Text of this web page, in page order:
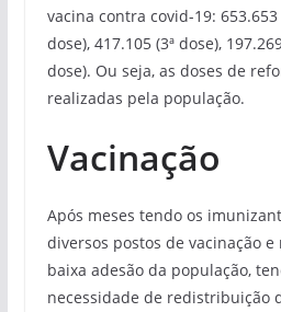
vacina contra covid-19: 653.653
dose), 417.105 (3ª dose),
dose). Ou seja, as doses de
realizadas pela população.
Vacinação
Após meses tendo os
diversos postos de vacinação
baixa adesão da população,
necessidade de redistribuição